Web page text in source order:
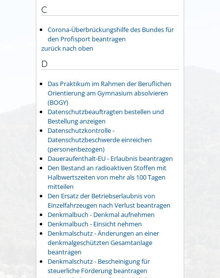
C
Corona-Überbrückungshilfe des Bundes für
den Profisport beantragen
zurück nach oben
D
Das Praktikum im Rahmen der Beruflichen
Orientierung am Gymnasium absolvieren
(BOGY)
Datenschutzbeauftragten bestellen und
Bestellung anzeigen
Datenschutzkontrolle -
Datenschutzbeschwerde einreichen
(personenbezogen)
Daueraufenthalt-EU - Erlaubnis beantragen
Den Bestand an radioaktiven Stoffen mit
Halbwertszeiten von mehr als 100 Tagen
mitteilen
Den Ersatz der Betriebserlaubnis von
Einzelfahrzeugen nach Verlust beantragen
Denkmalbuch - Denkmal aufnehmen
Denkmalbuch - Einsicht nehmen
Denkmalschutz - Änderungen an einer
denkmalgeschützten Gesamtanlage
beantragen
Denkmalschutz - Bescheinigung für
steuerliche Förderung beantragen